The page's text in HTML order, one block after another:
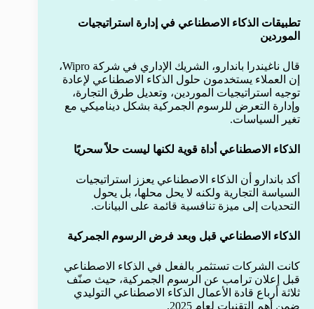
تطبيقات الذكاء الاصطناعي في إدارة استراتيجيات
الموردين
قال ناغيندرا باندارو، الشريك الإداري في شركة Wipro،
إن العملاء يستخدمون حلول الذكاء الاصطناعي لإعادة
توجيه استراتيجيات الموردين، وتعديل طرق التجارة،
وإدارة التعرض للرسوم الجمركية بشكل ديناميكي مع
تغير السياسات.
الذكاء الاصطناعي أداة قوية لكنها ليست حلاً سحريًا
أكد باندارو أن الذكاء الاصطناعي يعزز استراتيجيات
السياسة التجارية ولكنه لا يحل محلها، بل يحول
التحديات إلى ميزة تنافسية قائمة على البيانات.
الذكاء الاصطناعي قبل وبعد فرض الرسوم الجمركية
كانت الشركات تستثمر بالفعل في الذكاء الاصطناعي
قبل إعلان ترامب عن الرسوم الجمركية، حيث صنّف
ثلاثة أرباع قادة الأعمال الذكاء الاصطناعي التوليدي
ضمن أهم التقنيات لعام 2025.